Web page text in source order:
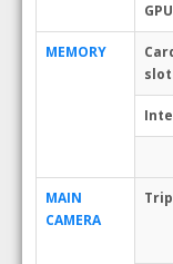
GPU
MEMORY
slot
MAIN
CAMERA